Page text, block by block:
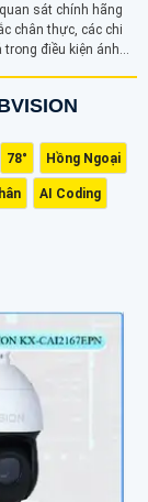
sát chính hãng
chân thực, các chi
điều kiện ánh
78° Hồng Ngoại
AI Coding